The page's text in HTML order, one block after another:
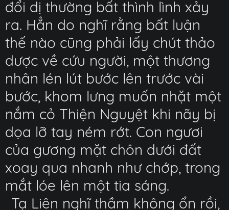
đổi dị thường bất thình lình xảy
ra. Hẳn do nghĩ rằng bất luận
thế nào cũng phải lấy chút thảo
dược về cứu người, một thương
nhân lén lút bước lên trước vài
bước, khom lưng muốn nhặt một
nắm cỏ Thiện Nguyệt khi nãy bị
dọa lỡ tay ném rớt. Con ngươi
của gương mặt chôn dưới đất
xoay qua nhanh như chớp, trong
mắt lóe lên một tia sáng.
Tạ Liên nghĩ thầm không ổn rồi,